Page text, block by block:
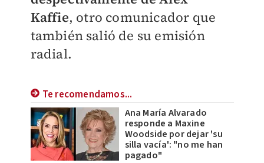
Kaffie, otro comunicador que
también salió de su emisión
radial.
Te recomendamos...
Ana María Alvarado
responde a Maxine
Woodside por dejar 'su
silla vacía': "no me han
pagado"